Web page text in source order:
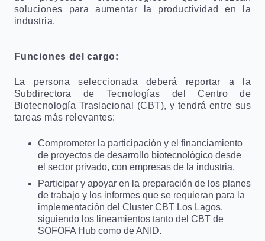
soluciones para aumentar la productividad en la
industria.
Funciones del cargo:
La persona seleccionada deberá reportar a la
Subdirectora de Tecnologías del Centro de
Biotecnología Traslacional (CBT), y tendrá entre sus
tareas más relevantes:
Comprometer la participación y el financiamiento
de proyectos de desarrollo biotecnológico desde
el sector privado, con empresas de la industria.
Participar y apoyar en la preparación de los planes
de trabajo y los informes que se requieran para la
implementación del Cluster CBT Los Lagos,
siguiendo los lineamientos tanto del CBT de
SOFOFA Hub como de ANID.